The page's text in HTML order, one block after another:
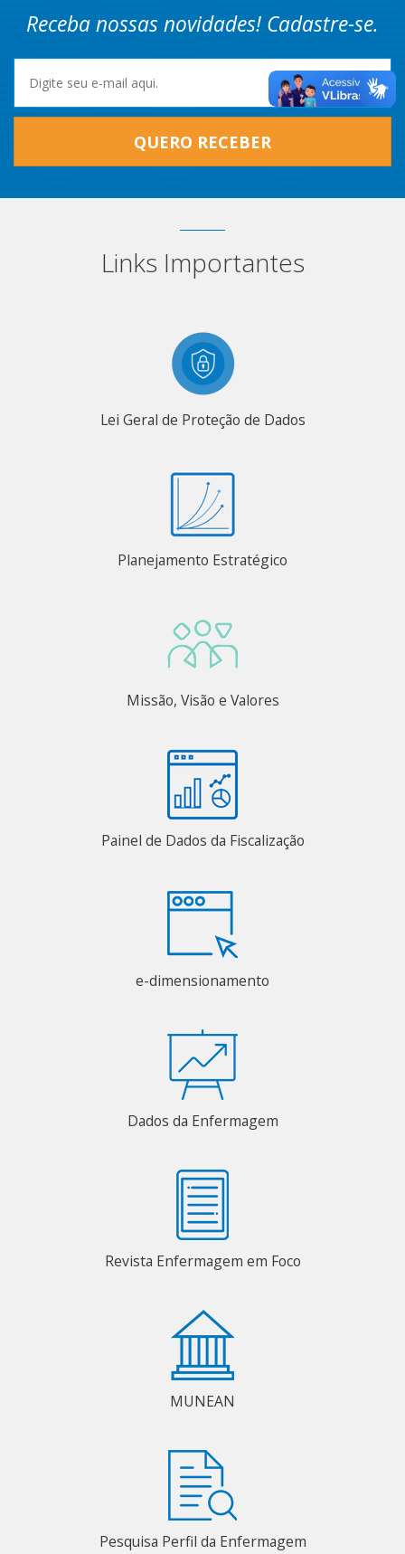
Receba nossas novidades! Cadastre-se.
QUERO RECEBER
Links Importantes
Lei Geral de Proteção de Dados
Planejamento Estratégico
Missão, Visão e Valores
Painel de Dados da Fiscalização
e-dimensionamento
Dados da Enfermagem
Revista Enfermagem em Foco
MUNEAN
Pesquisa Perfil da Enfermagem